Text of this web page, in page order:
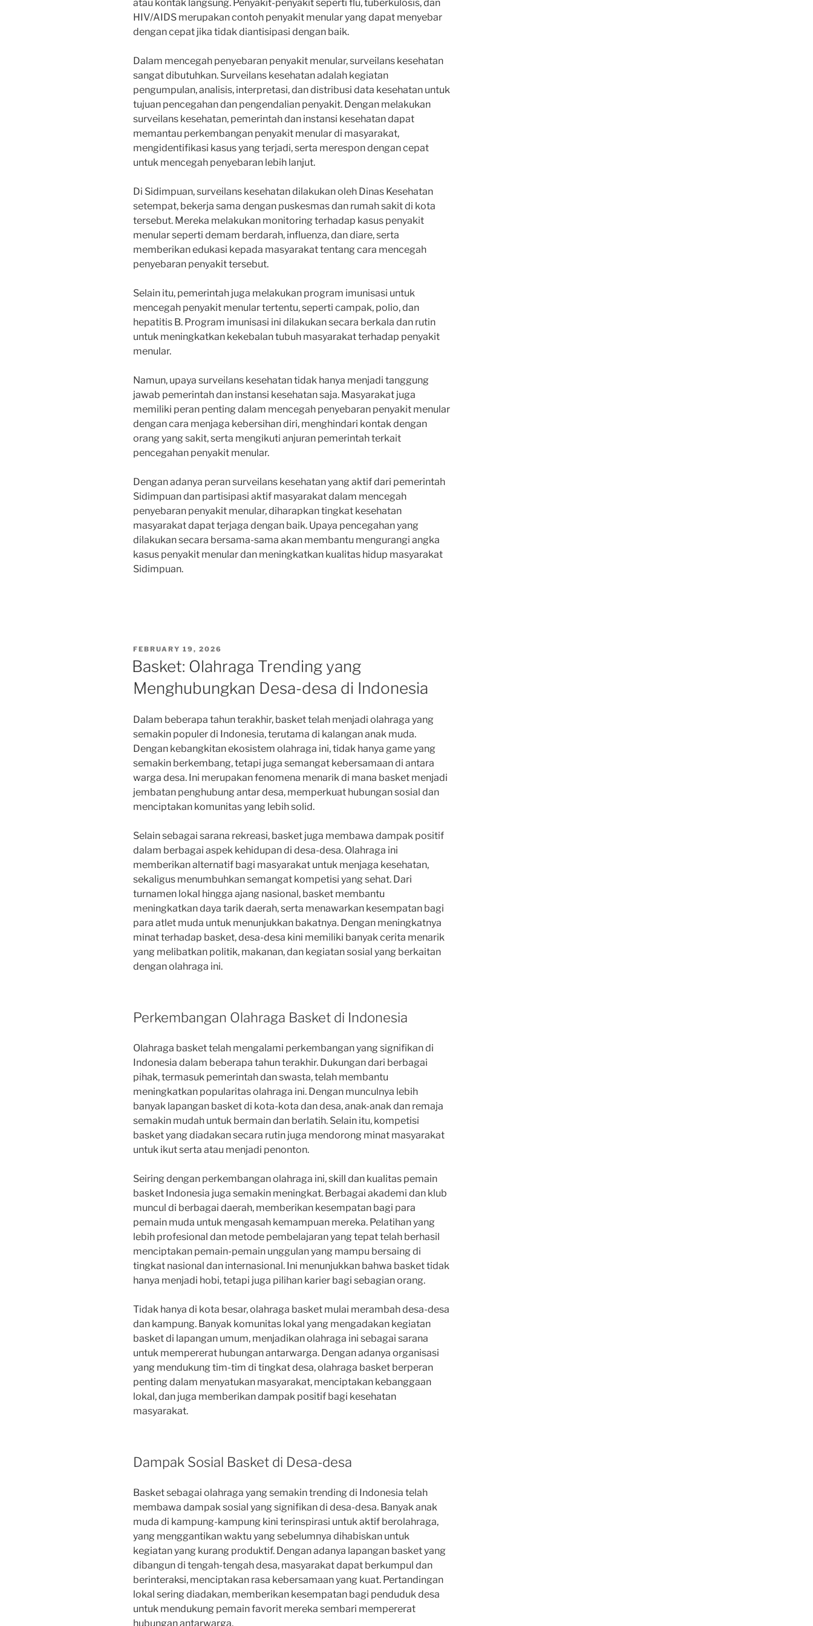
atau kontak langsung. Penyakit-penyakit seperti flu, tuberkulosis, dan
HIV/AIDS merupakan contoh penyakit menular yang dapat menyebar
dengan cepat jika tidak diantisipasi dengan baik.
Dalam mencegah penyebaran penyakit menular, surveilans kesehatan
sangat dibutuhkan. Surveilans kesehatan adalah kegiatan
pengumpulan, analisis, interpretasi, dan distribusi data kesehatan untuk
tujuan pencegahan dan pengendalian penyakit. Dengan melakukan
surveilans kesehatan, pemerintah dan instansi kesehatan dapat
memantau perkembangan penyakit menular di masyarakat,
mengidentifikasi kasus yang terjadi, serta merespon dengan cepat
untuk mencegah penyebaran lebih lanjut.
Di Sidimpuan, surveilans kesehatan dilakukan oleh Dinas Kesehatan
setempat, bekerja sama dengan puskesmas dan rumah sakit di kota
tersebut. Mereka melakukan monitoring terhadap kasus penyakit
menular seperti demam berdarah, influenza, dan diare, serta
memberikan edukasi kepada masyarakat tentang cara mencegah
penyebaran penyakit tersebut.
Selain itu, pemerintah juga melakukan program imunisasi untuk
mencegah penyakit menular tertentu, seperti campak, polio, dan
hepatitis B. Program imunisasi ini dilakukan secara berkala dan rutin
untuk meningkatkan kekebalan tubuh masyarakat terhadap penyakit
menular.
Namun, upaya surveilans kesehatan tidak hanya menjadi tanggung
jawab pemerintah dan instansi kesehatan saja. Masyarakat juga
memiliki peran penting dalam mencegah penyebaran penyakit menular
dengan cara menjaga kebersihan diri, menghindari kontak dengan
orang yang sakit, serta mengikuti anjuran pemerintah terkait
pencegahan penyakit menular.
Dengan adanya peran surveilans kesehatan yang aktif dari pemerintah
Sidimpuan dan partisipasi aktif masyarakat dalam mencegah
penyebaran penyakit menular, diharapkan tingkat kesehatan
masyarakat dapat terjaga dengan baik. Upaya pencegahan yang
dilakukan secara bersama-sama akan membantu mengurangi angka
kasus penyakit menular dan meningkatkan kualitas hidup masyarakat
Sidimpuan.
POSTED
FEBRUARY 19, 2026
Basket: Olahraga Trending yang
Menghubungkan Desa-desa di Indonesia
Dalam beberapa tahun terakhir, basket telah menjadi olahraga yang
semakin populer di Indonesia, terutama di kalangan anak muda.
Dengan kebangkitan ekosistem olahraga ini, tidak hanya game yang
semakin berkembang, tetapi juga semangat kebersamaan di antara
warga desa. Ini merupakan fenomena menarik di mana basket menjadi
jembatan penghubung antar desa, memperkuat hubungan sosial dan
menciptakan komunitas yang lebih solid.
Selain sebagai sarana rekreasi, basket juga membawa dampak positif
dalam berbagai aspek kehidupan di desa-desa. Olahraga ini
memberikan alternatif bagi masyarakat untuk menjaga kesehatan,
sekaligus menumbuhkan semangat kompetisi yang sehat. Dari
turnamen lokal hingga ajang nasional, basket membantu
meningkatkan daya tarik daerah, serta menawarkan kesempatan bagi
para atlet muda untuk menunjukkan bakatnya. Dengan meningkatnya
minat terhadap basket, desa-desa kini memiliki banyak cerita menarik
yang melibatkan politik, makanan, dan kegiatan sosial yang berkaitan
dengan olahraga ini.
Perkembangan Olahraga Basket di Indonesia
Olahraga basket telah mengalami perkembangan yang signifikan di
Indonesia dalam beberapa tahun terakhir. Dukungan dari berbagai
pihak, termasuk pemerintah dan swasta, telah membantu
meningkatkan popularitas olahraga ini. Dengan munculnya lebih
banyak lapangan basket di kota-kota dan desa, anak-anak dan remaja
semakin mudah untuk bermain dan berlatih. Selain itu, kompetisi
basket yang diadakan secara rutin juga mendorong minat masyarakat
untuk ikut serta atau menjadi penonton.
Seiring dengan perkembangan olahraga ini, skill dan kualitas pemain
basket Indonesia juga semakin meningkat. Berbagai akademi dan klub
muncul di berbagai daerah, memberikan kesempatan bagi para
pemain muda untuk mengasah kemampuan mereka. Pelatihan yang
lebih profesional dan metode pembelajaran yang tepat telah berhasil
menciptakan pemain-pemain unggulan yang mampu bersaing di
tingkat nasional dan internasional. Ini menunjukkan bahwa basket tidak
hanya menjadi hobi, tetapi juga pilihan karier bagi sebagian orang.
Tidak hanya di kota besar, olahraga basket mulai merambah desa-desa
dan kampung. Banyak komunitas lokal yang mengadakan kegiatan
basket di lapangan umum, menjadikan olahraga ini sebagai sarana
untuk mempererat hubungan antarwarga. Dengan adanya organisasi
yang mendukung tim-tim di tingkat desa, olahraga basket berperan
penting dalam menyatukan masyarakat, menciptakan kebanggaan
lokal, dan juga memberikan dampak positif bagi kesehatan
masyarakat.
Dampak Sosial Basket di Desa-desa
Basket sebagai olahraga yang semakin trending di Indonesia telah
membawa dampak sosial yang signifikan di desa-desa. Banyak anak
muda di kampung-kampung kini terinspirasi untuk aktif berolahraga,
yang menggantikan waktu yang sebelumnya dihabiskan untuk
kegiatan yang kurang produktif. Dengan adanya lapangan basket yang
dibangun di tengah-tengah desa, masyarakat dapat berkumpul dan
berinteraksi, menciptakan rasa kebersamaan yang kuat. Pertandingan
lokal sering diadakan, memberikan kesempatan bagi penduduk desa
untuk mendukung pemain favorit mereka sembari mempererat
hubungan antarwarga.